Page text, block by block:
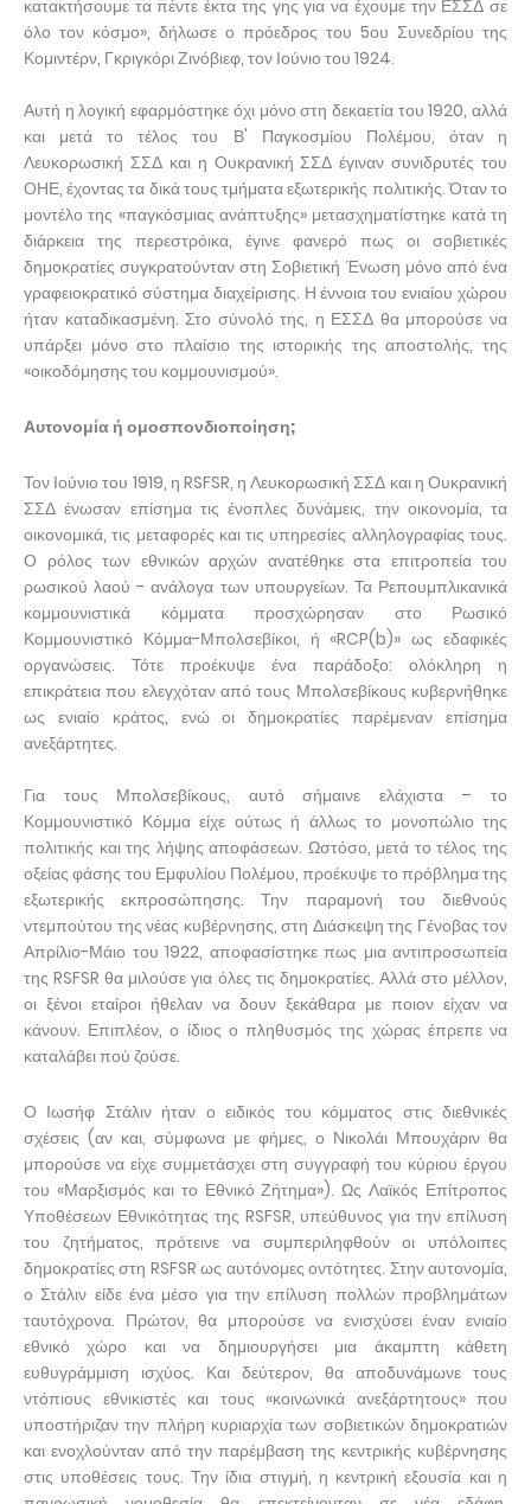
κατακτήσουμε τα πέντε έκτα της γης για να έχουμε την ΕΣΣΔ σε
όλο τον κόσμο», δήλωσε ο πρόεδρος του 5ου Συνεδρίου της
Κομιντέρν, Γκριγκόρι Ζινόβιεφ, τον Ιούνιο του 1924.
Αυτή η λογική εφαρμόστηκε όχι μόνο στη δεκαετία του 1920, αλλά
και μετά το τέλος του Β' Παγκοσμίου Πολέμου, όταν η
Λευκορωσική ΣΣΔ και η Ουκρανική ΣΣΔ έγιναν συνιδρυτές του
ΟΗΕ, έχοντας τα δικά τους τμήματα εξωτερικής πολιτικής. Όταν το
μοντέλο της «παγκόσμιας ανάπτυξης» μετασχηματίστηκε κατά τη
διάρκεια της περεστρόικα, έγινε φανερό πως οι σοβιετικές
δημοκρατίες συγκρατούνταν στη Σοβιετική Ένωση μόνο από ένα
γραφειοκρατικό σύστημα διαχείρισης. Η έννοια του ενιαίου χώρου
ήταν καταδικασμένη. Στο σύνολό της, η ΕΣΣΔ θα μπορούσε να
υπάρξει μόνο στο πλαίσιο της ιστορικής της αποστολής, της
«οικοδόμησης του κομμουνισμού».
Αυτονομία ή ομοσπονδιοποίηση;
Τον Ιούνιο του 1919, η RSFSR, η Λευκορωσική ΣΣΔ και η Ουκρανική
ΣΣΔ ένωσαν επίσημα τις ένοπλες δυνάμεις, την οικονομία, τα
οικονομικά, τις μεταφορές και τις υπηρεσίες αλληλογραφίας τους.
Ο ρόλος των εθνικών αρχών ανατέθηκε στα επιτροπεία του
ρωσικού λαού - ανάλογα των υπουργείων. Τα Ρεπουμπλικανικά
κομμουνιστικά κόμματα προσχώρησαν στο Ρωσικό
Κομμουνιστικό Κόμμα-Μπολσεβίκοι, ή «RCP(b)» ως εδαφικές
οργανώσεις. Τότε προέκυψε ένα παράδοξο: ολόκληρη η
επικράτεια που ελεγχόταν από τους Μπολσεβίκους κυβερνήθηκε
ως ενιαίο κράτος, ενώ οι δημοκρατίες παρέμεναν επίσημα
ανεξάρτητες.
Για τους Μπολσεβίκους, αυτό σήμαινε ελάχιστα – το
Κομμουνιστικό Κόμμα είχε ούτως ή άλλως το μονοπώλιο της
πολιτικής και της λήψης αποφάσεων. Ωστόσο, μετά το τέλος της
οξείας φάσης του Εμφυλίου Πολέμου, προέκυψε το πρόβλημα της
εξωτερικής εκπροσώπησης. Την παραμονή του διεθνούς
ντεμπούτου της νέας κυβέρνησης, στη Διάσκεψη της Γένοβας τον
Απρίλιο-Μάιο του 1922, αποφασίστηκε πως μια αντιπροσωπεία
της RSFSR θα μιλούσε για όλες τις δημοκρατίες. Αλλά στο μέλλον,
οι ξένοι εταίροι ήθελαν να δουν ξεκάθαρα με ποιον είχαν να
κάνουν. Επιπλέον, ο ίδιος ο πληθυσμός της χώρας έπρεπε να
καταλάβει πού ζούσε.
Ο Ιωσήφ Στάλιν ήταν ο ειδικός του κόμματος στις διεθνικές
σχέσεις (αν και, σύμφωνα με φήμες, ο Νικολάι Μπουχάριν θα
μπορούσε να είχε συμμετάσχει στη συγγραφή του κύριου έργου
του «Μαρξισμός και το Εθνικό Ζήτημα»). Ως Λαϊκός Επίτροπος
Υποθέσεων Εθνικότητας της RSFSR, υπεύθυνος για την επίλυση
του ζητήματος, πρότεινε να συμπεριληφθούν οι υπόλοιπες
δημοκρατίες στη RSFSR ως αυτόνομες οντότητες. Στην αυτονομία,
ο Στάλιν είδε ένα μέσο για την επίλυση πολλών προβλημάτων
ταυτόχρονα. Πρώτον, θα μπορούσε να ενισχύσει έναν ενιαίο
εθνικό χώρο και να δημιουργήσει μια άκαμπτη κάθετη
ευθυγράμμιση ισχύος. Και δεύτερον, θα αποδυνάμωνε τους
ντόπιους εθνικιστές και τους «κοινωνικά ανεξάρτητους» που
υποστήριζαν την πλήρη κυριαρχία των σοβιετικών δημοκρατιών
και ενοχλούνταν από την παρέμβαση της κεντρικής κυβέρνησης
στις υποθέσεις τους. Την ίδια στιγμή, η κεντρική εξουσία και η